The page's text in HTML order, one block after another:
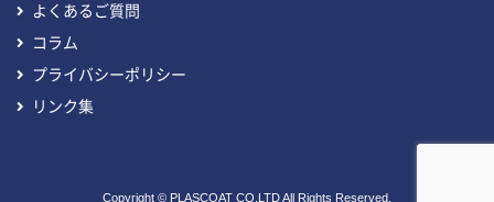
よくあるご質問
コラム
プライバシーポリシー
リンク集
Copyright © PLASCOAT CO.LTD All Rights Reserved.